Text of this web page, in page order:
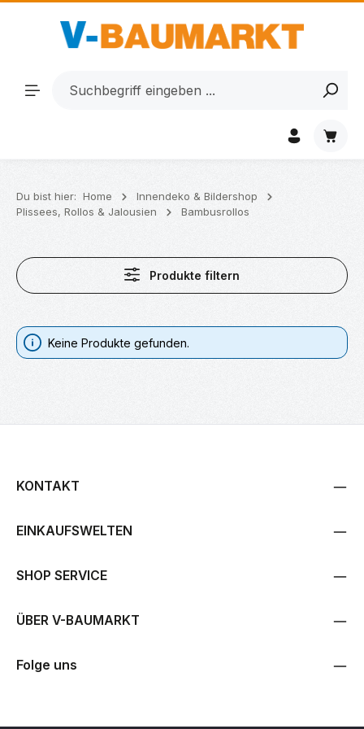
Zum Hauptinhalt springen
Du bist hier: Home
Innendeko & Bildershop
Plissees, Rollos & Jalousien
Bambusrollos
Produkte filtern
Keine Produkte gefunden.
KONTAKT
EINKAUFSWELTEN
SHOP SERVICE
ÜBER V-BAUMARKT
Folge uns